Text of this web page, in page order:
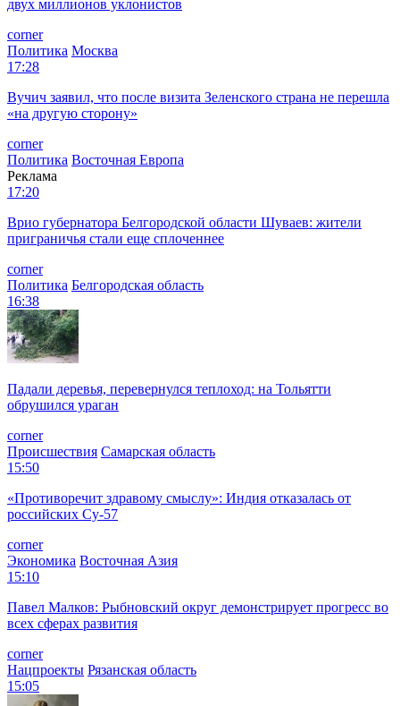
двух миллионов уклонистов
corner
Политика Москва
17:28
Вучич заявил, что после визита Зеленского страна не перешла
«на другую сторону»
corner
Политика Восточная Европа
Реклама
17:20
Врио губернатора Белгородской области Шуваев: жители
приграничья стали еще сплоченнее
corner
Политика Белгородская область
16:38
Падали деревья, перевернулся теплоход: на Тольятти
обрушился ураган
corner
Происшествия Самарская область
15:50
«Противоречит здравому смыслу»: Индия отказалась от
российских Су-57
corner
Экономика Восточная Азия
15:10
Павел Малков: Рыбновский округ демонстрирует прогресс во
всех сферах развития
corner
Нацпроекты Рязанская область
15:05